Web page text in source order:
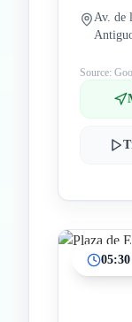
Av. de
Source: